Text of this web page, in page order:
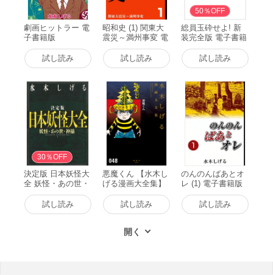
劇画ヒットラー 電
子書籍版
試し読み
昭和史 (1) 関東大
震災～満州事変 電
子書籍版
試し読み
50％OFF
総員玉砕せよ! 新
装完全版 電子書籍
試し読み
30％OFF
決定版 日本妖怪大
全 妖怪・あの世・
神様 電子書籍版
試し読み
悪魔くん 【水木し
げる漫画大全集】
電子書籍版
試し読み
のんのんばあとオ
レ (1) 電子書籍版
試し読み